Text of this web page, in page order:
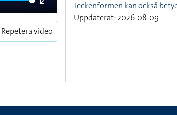
Enter
fullscreen
Repetera video
Teckenformen kan också
Uppdaterat: 2026-08-09